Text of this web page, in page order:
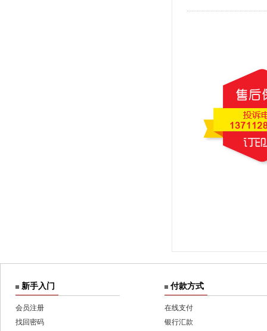
新手入门
会员注册
找回密码
付款方式
在线支付
银行汇款